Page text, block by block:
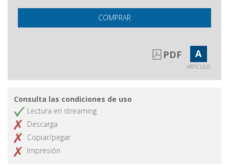
COMPRAR
PDF A
ARTÍCULO
Consulta las condiciones de uso
Lectura en streaming
Descarga
Copiar/pegar
Impresión